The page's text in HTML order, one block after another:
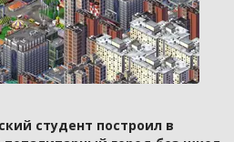
студент построил в